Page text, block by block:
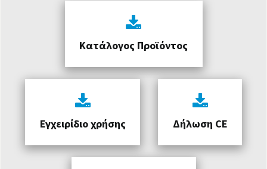
Κατάλογος Προϊόντος
Εγχειρίδιο χρήσης Δήλωση CE